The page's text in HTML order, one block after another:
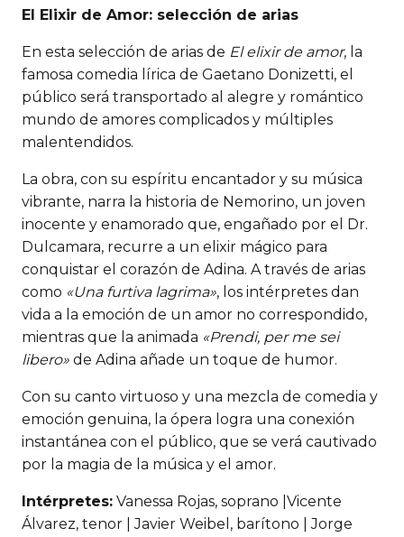
El Elixir de Amor: selección de arias
En esta selección de arias de El elixir de amor, la
famosa comedia lírica de Gaetano Donizetti, el
público será transportado al alegre y romántico
mundo de amores complicados y múltiples
malentendidos.
La obra, con su espíritu encantador y su música
vibrante, narra la historia de Nemorino, un joven
inocente y enamorado que, engañado por el Dr.
Dulcamara, recurre a un elixir mágico para
conquistar el corazón de Adina. A través de arias
como «Una furtiva lagrima», los intérpretes dan
vida a la emoción de un amor no correspondido,
mientras que la animada «Prendi, per me sei
libero» de Adina añade un toque de humor.
Con su canto virtuoso y una mezcla de comedia y
emoción genuina, la ópera logra una conexión
instantánea con el público, que se verá cautivado
por la magia de la música y el amor.
Intérpretes: Vanessa Rojas, soprano |Vicente
Álvarez, tenor | Javier Weibel, barítono | Jorge